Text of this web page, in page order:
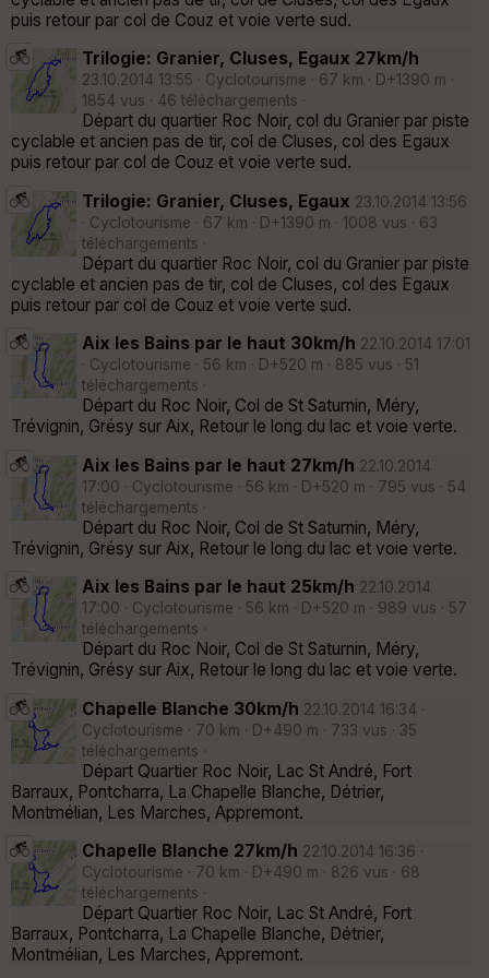
puis retour par col de Couz et voie verte sud.
Trilogie: Granier, Cluses, Egaux 27km/h
23.10.2014 13:55 · Cyclotourisme · 67 km · D+1390 m ·
1854 vus · 46 téléchargements ·
Départ du quartier Roc Noir, col du Granier par piste
cyclable et ancien pas de tir, col de Cluses, col des Egaux
puis retour par col de Couz et voie verte sud.
Trilogie: Granier, Cluses, Egaux 23.10.2014 13:56
· Cyclotourisme · 67 km · D+1390 m · 1008 vus · 63
téléchargements ·
Départ du quartier Roc Noir, col du Granier par piste
cyclable et ancien pas de tir, col de Cluses, col des Egaux
puis retour par col de Couz et voie verte sud.
Aix les Bains par le haut 30km/h 22.10.2014 17:01
· Cyclotourisme · 56 km · D+520 m · 885 vus · 51
téléchargements ·
Départ du Roc Noir, Col de St Saturnin, Méry,
Trévignin, Grésy sur Aix, Retour le long du lac et voie verte.
Aix les Bains par le haut 27km/h 22.10.2014
17:00 · Cyclotourisme · 56 km · D+520 m · 795 vus · 54
téléchargements ·
Départ du Roc Noir, Col de St Saturnin, Méry,
Trévignin, Grésy sur Aix, Retour le long du lac et voie verte.
Aix les Bains par le haut 25km/h 22.10.2014
17:00 · Cyclotourisme · 56 km · D+520 m · 989 vus · 57
téléchargements ·
Départ du Roc Noir, Col de St Saturnin, Méry,
Trévignin, Grésy sur Aix, Retour le long du lac et voie verte.
Chapelle Blanche 30km/h 22.10.2014 16:34 ·
Cyclotourisme · 70 km · D+490 m · 733 vus · 35
téléchargements ·
Départ Quartier Roc Noir, Lac St André, Fort
Barraux, Pontcharra, La Chapelle Blanche, Détrier,
Montmélian, Les Marches, Appremont.
Chapelle Blanche 27km/h 22.10.2014 16:36 ·
Cyclotourisme · 70 km · D+490 m · 826 vus · 68
téléchargements ·
Départ Quartier Roc Noir, Lac St André, Fort
Barraux, Pontcharra, La Chapelle Blanche, Détrier,
Montmélian, Les Marches, Appremont.